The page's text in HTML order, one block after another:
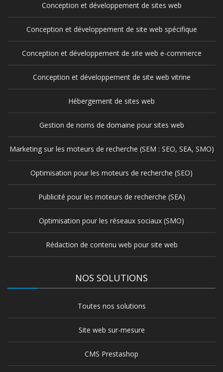
Conception et développement de sites web
Conception et développement de site web spécifique
Conception et développement de site web e-commerce
Conception et développement de site web vitrine
Hébergement de sites web
Gestion de noms de domaine pour sites web
Marketing sur les moteurs de recherche (SEM : SEO, SEA, SMO)
Optimisation pour les moteurs de recherche (SEO)
Publicité pour les moteurs de recherche (SEA)
Optimisation pour les réseaux sociaux (SMO)
Rédaction de contenu web pour site web
NOS SOLUTIONS
Toutes nos solutions
Site web sur-mesure
CMS Prestashop